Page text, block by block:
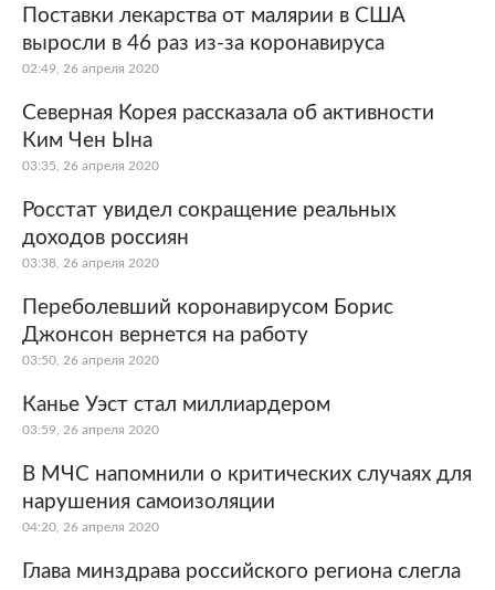
Поставки лекарства от малярии в США
выросли в 46 раз из-за коронавируса
02:49, 26 апреля 2020
Северная Корея рассказала об активности
Ким Чен Ына
03:35, 26 апреля 2020
Росстат увидел сокращение реальных
доходов россиян
03:38, 26 апреля 2020
Переболевший коронавирусом Борис
Джонсон вернется на работу
03:50, 26 апреля 2020
Канье Уэст стал миллиардером
03:59, 26 апреля 2020
В МЧС напомнили о критических случаях для
нарушения самоизоляции
04:20, 26 апреля 2020
Глава минздрава российского региона слегла